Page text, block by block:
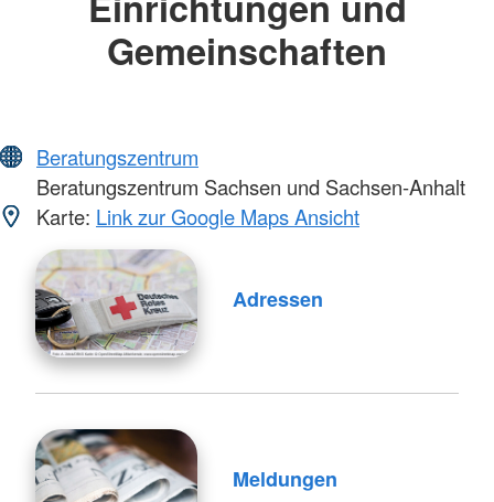
Gemeinschaften
Beratungszentrum
Beratungszentrum Sachsen und Sachsen-Anhalt
Karte: Link zur Google Maps Ansicht
Adressen
Meldungen